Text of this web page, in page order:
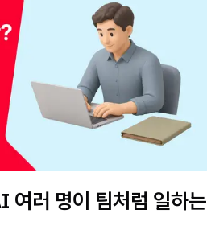
여러 명이 팀처럼 일하는